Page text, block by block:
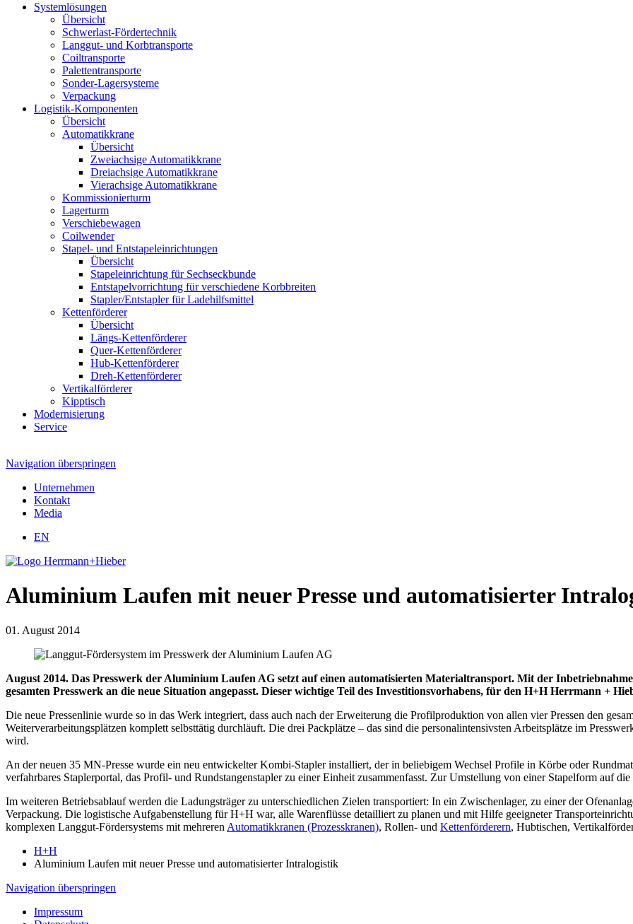
Systemlösungen
Übersicht
Schwerlast-Fördertechnik
Langgut- und Korbtransporte
Coiltransporte
Palettentransporte
Sonder-Lagersysteme
Verpackung
Logistik-Komponenten
Übersicht
Automatikkrane
Übersicht
Zweiachsige Automatikkrane
Dreiachsige Automatikkrane
Vierachsige Automatikkrane
Kommissionierturm
Lagerturm
Verschiebewagen
Coilwender
Stapel- und Entstapeleinrichtungen
Übersicht
Stapeleinrichtung für Sechseckbunde
Entstapelvorrichtung für verschiedene Korbbreiten
Stapler/Entstapler für Ladehilfsmittel
Kettenförderer
Übersicht
Längs-Kettenförderer
Quer-Kettenförderer
Hub-Kettenförderer
Dreh-Kettenförderer
Vertikalförderer
Kipptisch
Modernisierung
Service
Navigation überspringen
Unternehmen
Kontakt
Media
EN
Aluminium Laufen mit neuer Presse und automatisierter
01. August 2014
August 2014. Das Presswerk der Aluminium Laufen AG setzt auf einen automatisierten Materialtransport. Mit der
gesamten Presswerk an die neue Situation angepasst. Dieser wichtige Teil des Investitionsvorhabens, für den H+H Herrmann +
Die neue Pressenlinie wurde so in das Werk integriert, dass auch nach der Erweiterung die Profilproduktion von allen vier Pressen den
Weiterverarbeitungsplätzen komplett selbsttätig durchläuft. Die drei Packplätze – das sind die personalintensivsten Arbeitsplätze im
wird.
An der neuen 35 MN-Presse wurde ein neu entwickelter Kombi-Stapler installiert, der in beliebigem Wechsel Profile in Körbe oder
verfahrbares Staplerportal, das Profil- und Rundstangenstapler zu einer Einheit zusammenfasst. Zur Umstellung von einer Stapelform auf
Im weiteren Betriebsablauf werden die Ladungsträger zu unterschiedlichen Zielen transportiert: In ein Zwischenlager, zu einer der
Verpackung. Die logistische Aufgabenstellung für H+H war, alle Warenflüsse detailliert zu planen und mit Hilfe geeigneter
komplexen Langgut-Fördersystems mit mehreren Automatikkranen (Prozesskranen), Rollen- und Kettenförderern, Hubtischen,
H+H
Aluminium Laufen mit neuer Presse und automatisierter Intralogistik
Navigation überspringen
Impressum